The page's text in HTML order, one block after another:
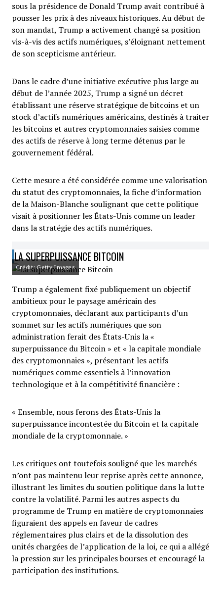
sous la présidence de Donald Trump avait contribué à
pousser les prix à des niveaux historiques. Au début de
son mandat, Trump a activement changé sa position
vis-à-vis des actifs numériques, s’éloignant nettement
de son scepticisme antérieur.
Dans le cadre d’une initiative exécutive plus large au
début de l’année 2025, Trump a signé un décret
établissant une réserve stratégique de bitcoins et un
stock d’actifs numériques américains, destinés à traiter
les bitcoins et autres cryptomonnaies saisies comme
des actifs de réserve à long terme détenus par le
gouvernement fédéral.
Cette mesure a été considérée comme une valorisation
du statut des cryptomonnaies, la fiche d’information
de la Maison-Blanche soulignant que cette politique
visait à positionner les États-Unis comme un leader
dans la stratégie des actifs numériques.
LA SUPERPUISSANCE BITCOIN
Crédit: Getty Images
Trump a également fixé publiquement un objectif
ambitieux pour le paysage américain des
cryptomonnaies, déclarant aux participants d’un
sommet sur les actifs numériques que son
administration ferait des États-Unis la «
superpuissance du Bitcoin » et « la capitale mondiale
des cryptomonnaies », présentant les actifs
numériques comme essentiels à l’innovation
technologique et à la compétitivité financière :
« Ensemble, nous ferons des États-Unis la
superpuissance incontestée du Bitcoin et la capitale
mondiale de la cryptomonnaie. »
Les critiques ont toutefois souligné que les marchés
n’ont pas maintenu leur reprise après cette annonce,
illustrant les limites du soutien politique dans la lutte
contre la volatilité. Parmi les autres aspects du
programme de Trump en matière de cryptomonnaies
figuraient des appels en faveur de cadres
réglementaires plus clairs et de la dissolution des
unités chargées de l’application de la loi, ce qui a allégé
la pression sur les principales bourses et encouragé la
participation des institutions.